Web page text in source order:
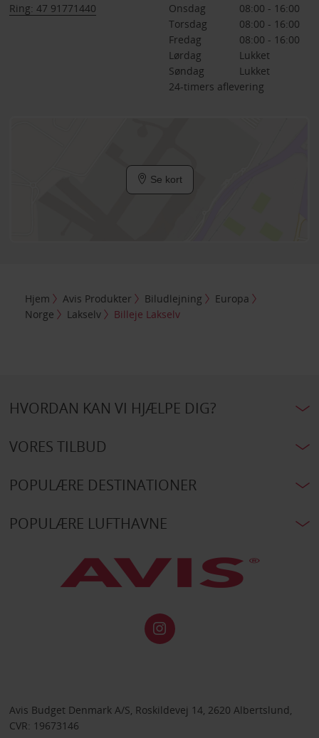
Ring: 47 91771440
Onsdag
08:00 - 16:00
Torsdag
08:00 - 16:00
Fredag
08:00 - 16:00
Lørdag
Lukket
Søndag
Lukket
24-timers aflevering
Se kort
Hjem Avis Produkter Biludlejning
Europa
Norge
Lakselv Billeje Lakselv
HVORDAN KAN VI HJÆLPE DIG?
VORES TILBUD
POPULÆRE DESTINATIONER
POPULÆRE LUFTHAVNE
Avis Budget Denmark A/S, Roskildevej 14, 2620 Albertslund,
CVR: 19673146